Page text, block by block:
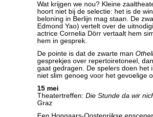
Wat krijgen we nou? Kleine
hoort niet bij de selectie: het is de
beloning in Berlijn mag staan. De
Edmond Yao) vertelt over de
actrice Cornelia Dörr vertaalt hem
hem in gesprek.
De pointe is dat de zwarte man
gesprekjes over repertoiretoneel,
gaat gedragen. De spelers doen het
niet slim genoeg voor het gevoelige
15 mei
Theatertreffen: Die Stunde da wir
Graz